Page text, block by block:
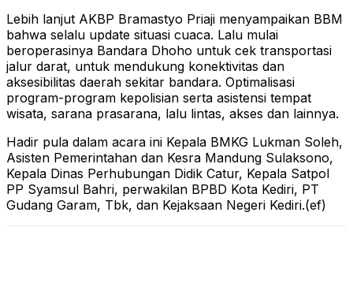
Lebih lanjut AKBP Bramastyo Priaji menyampaikan BBM
bahwa selalu update situasi cuaca. Lalu mulai
beroperasinya Bandara Dhoho untuk cek transportasi
jalur darat, untuk mendukung konektivitas dan
aksesibilitas daerah sekitar bandara. Optimalisasi
program-program kepolisian serta asistensi tempat
wisata, sarana prasarana, lalu lintas, akses dan lainnya.
Hadir pula dalam acara ini Kepala BMKG Lukman Soleh,
Asisten Pemerintahan dan Kesra Mandung Sulaksono,
Kepala Dinas Perhubungan Didik Catur, Kepala Satpol
PP Syamsul Bahri, perwakilan BPBD Kota Kediri, PT
Gudang Garam, Tbk, dan Kejaksaan Negeri Kediri.(ef)